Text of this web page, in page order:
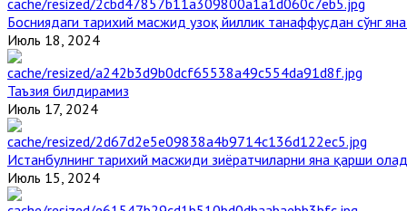
Босниядаги тарихий масжид узоқ йиллик танаффусдан сўнг
Июль 18, 2024
Таъзия билдирамиз
Июль 17, 2024
Истанбулнинг тарихий масжиди зиёратчиларни яна қарши
Июль 15, 2024